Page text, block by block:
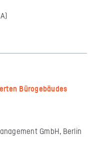
Bürogebäudes
GmbH, Berlin